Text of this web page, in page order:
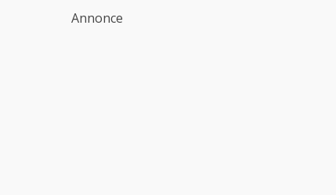
Annonce